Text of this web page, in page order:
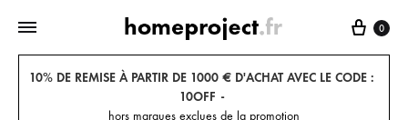
Panier
0
10% DE REMISE À PARTIR DE 1000 € D'ACHAT AVEC LE CODE :
10OFF
hors marques exclues de la promotion